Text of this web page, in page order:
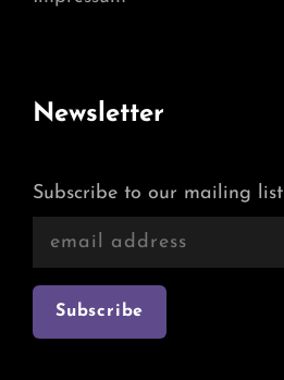
Newsletter
Subscribe to our mailing list